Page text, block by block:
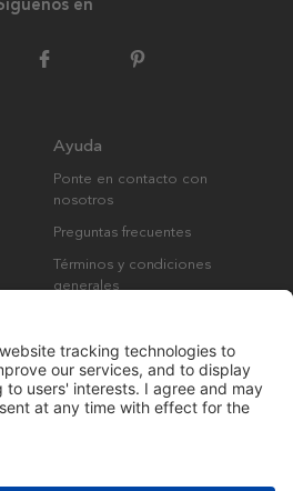
en
Ayuda
Ponte en contacto con
nosotros
Preguntas frecuentes
Términos y condiciones
generales
Brands AB 2023. Todos los derechos